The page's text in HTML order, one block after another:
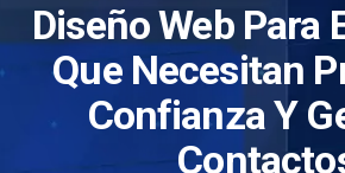
Diseño Web Para
Que Necesitan
Confianza Y